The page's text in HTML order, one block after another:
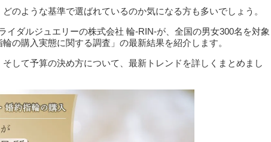
のような基準で選ばれているのか気になる方も多いでしょう。
イダルジュエリーの株式会社 輪-RIN-が、全国の男女300名を対象
の購入実態に関する調査」の最新結果を紹介します。
して予算の決め方について、最新トレンドを詳しくまとめまし